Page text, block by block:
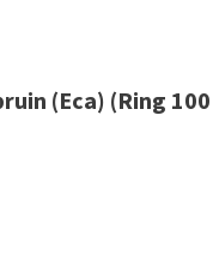
(Eca) (Ring 100